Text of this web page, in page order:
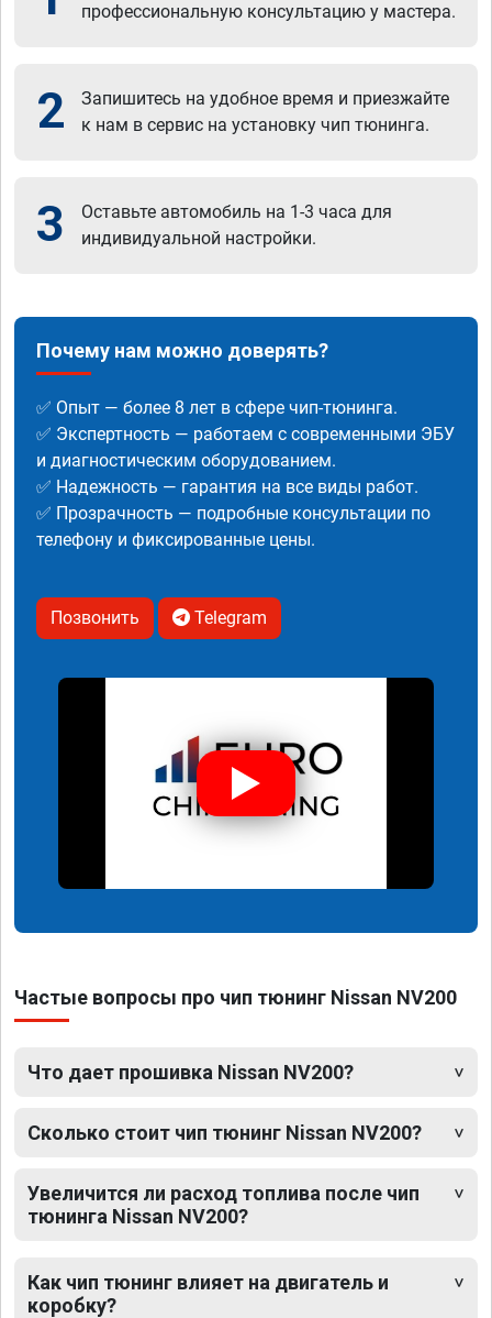
профессиональную консультацию у мастера.
2
Запишитесь на удобное время и приезжайте
к нам в сервис на установку чип тюнинга.
3
Оставьте автомобиль на 1-3 часа для
индивидуальной настройки.
Почему нам можно доверять?
✅ Опыт — более 8 лет в сфере чип-тюнинга.
✅ Экспертность — работаем с современными ЭБУ
и диагностическим оборудованием.
✅ Надежность — гарантия на все виды работ.
✅ Прозрачность — подробные консультации по
телефону и фиксированные цены.
Позвонить Telegram
Частые вопросы про чип тюнинг Nissan NV200
Что дает прошивка Nissan NV200?
Сколько стоит чип тюнинг Nissan NV200?
Увеличится ли расход топлива после чип
тюнинга Nissan NV200?
Как чип тюнинг влияет на двигатель и
коробку?